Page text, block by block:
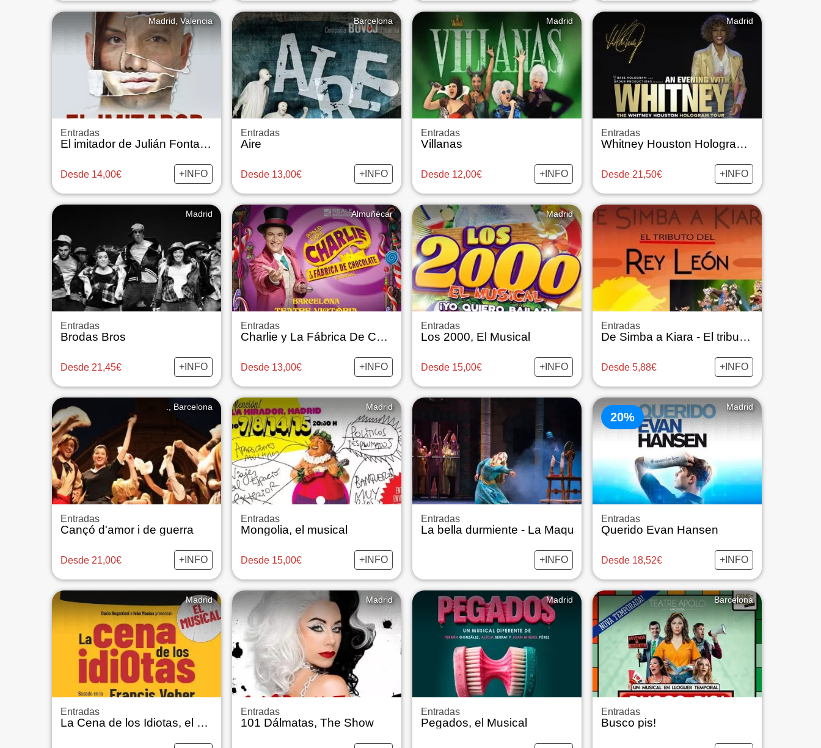
Madrid, Valencia
Entradas
El imitador de Julián Fontalvo
Desde 14,00€ +INFO
Barcelona
Entradas
Aire
Desde 13,00€ +INFO
Madrid
Entradas
Villanas
Desde 12,00€ +INFO
Madrid
Entradas
Whitney Houston Hologram Tour
Desde 21,50€ +INFO
Madrid
Entradas
Brodas Bros
Desde 21,45€ +INFO
Almuñécar
Entradas
Charlie y La Fábrica De Chocolate, El Musical
Desde 13,00€ +INFO
Madrid
Entradas
Los 2000, El Musical
Desde 15,00€ +INFO
Entradas
De Simba a Kiara - El tributo a El Rey León
Desde 5,88€ +INFO
., Barcelona
Entradas
Cançó d'amor i de guerra
Desde 21,00€ +INFO
Madrid
Entradas
Mongolia, el musical
Desde 15,00€ +INFO
Entradas
La bella durmiente - La Maquineta
+INFO
20%
Madrid
Entradas
Querido Evan Hansen
Desde 18,52€ +INFO
Madrid
Entradas
La Cena de los Idiotas, el Musical
Madrid
Entradas
101 Dálmatas, The Show
Madrid
Entradas
Pegados, el Musical
Barcelona
Entradas
Busco pis!